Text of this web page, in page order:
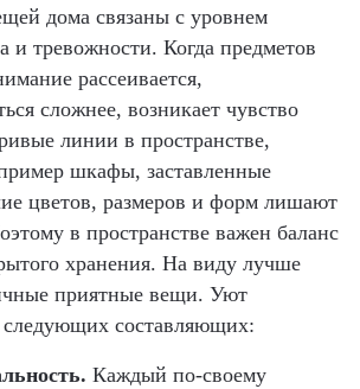
дома связаны с уровнем
и тревожности. Когда предметов
рассеивается,
сложнее, возникает чувство
линии в пространстве,
шкафы, заставленные
цветов, размеров и форм лишают
в пространстве важен баланс
хранения. На виду лучше
приятные вещи. Уют
следующих составляющих:
Каждый по-своему